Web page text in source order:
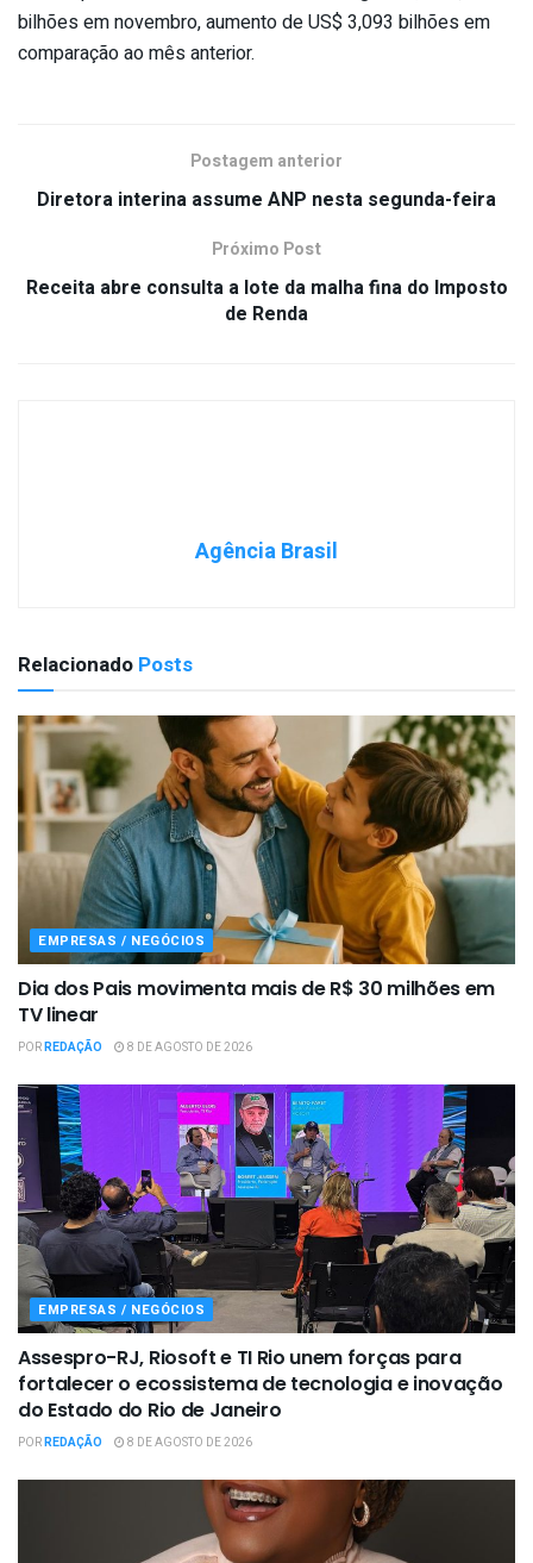
bilhões em novembro, aumento de US$ 3,093 bilhões em
comparação ao mês anterior.
Postagem anterior
Diretora interina assume ANP nesta segunda-feira
Próximo Post
Receita abre consulta a lote da malha fina do Imposto
de Renda
Agência Brasil
Relacionado Posts
EMPRESAS / NEGÓCIOS
Dia dos Pais movimenta mais de R$ 30 milhões em
TV linear
PORREDAÇÃO 8 DE AGOSTO DE 2026
EMPRESAS / NEGÓCIOS
Assespro-RJ, Riosoft e TI Rio unem forças para
fortalecer o ecossistema de tecnologia e inovação
do Estado do Rio de Janeiro
PORREDAÇÃO 8 DE AGOSTO DE 2026